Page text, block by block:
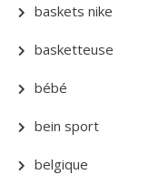
baskets nike
basketteuse
bébé
bein sport
belgique